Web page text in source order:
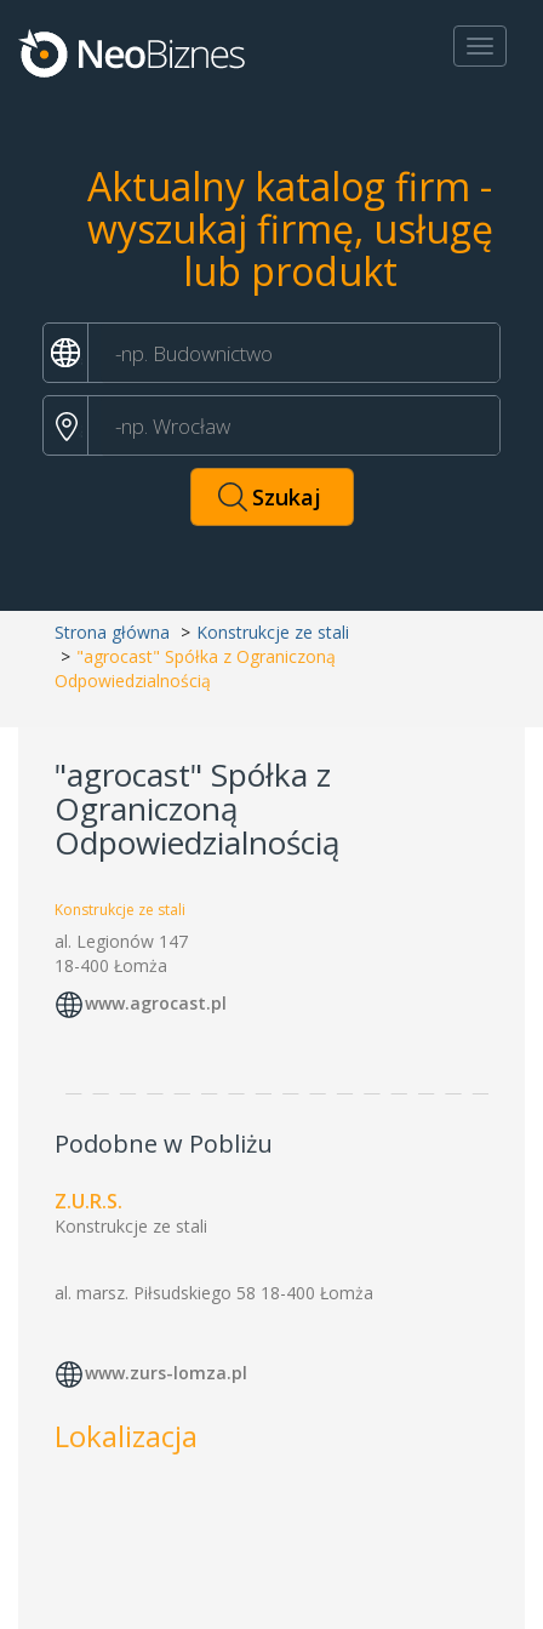
Toggle
Aktualny katalog firm -
wyszukaj firmę, usługę
lub produkt
Strona główna
Konstrukcje ze stali
"agrocast" Spółka z Ograniczoną
Odpowiedzialnością
"agrocast" Spółka z
Ograniczoną
Odpowiedzialnością
Konstrukcje ze stali
al. Legionów 147
18-400 Łomża
www.agrocast.pl
Podobne w Pobliżu
Z.U.R.S.
Konstrukcje ze stali
al. marsz. Piłsudskiego 58 18-400 Łomża
www.zurs-lomza.pl
Lokalizacja